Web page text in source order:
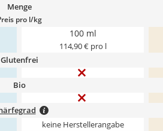
Menge
pro l/kg
100 ml
114,90 € pro l
Glutenfrei
Bio
keine Herstellerangabe